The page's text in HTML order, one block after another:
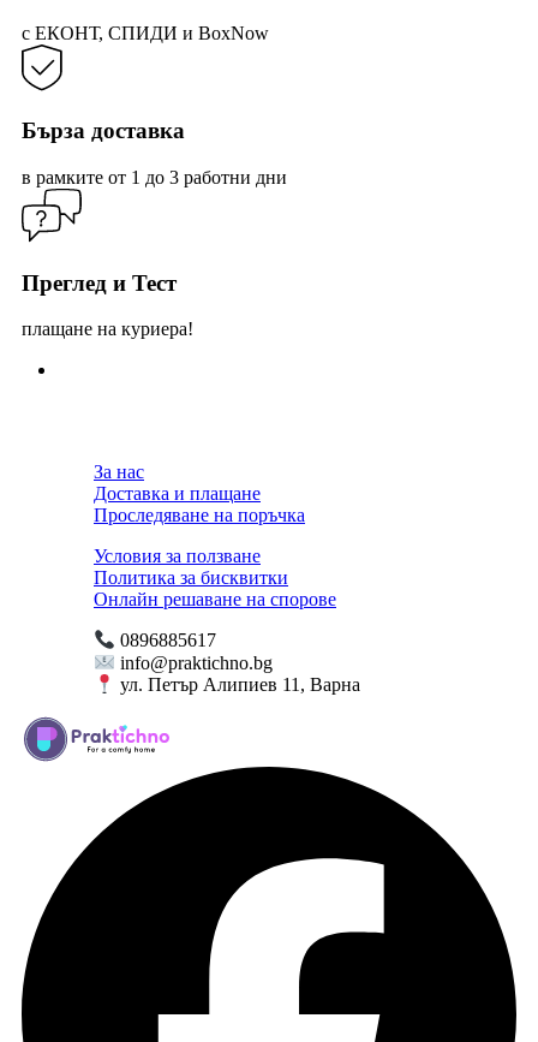
с ЕКОНТ, СПИДИ и BoxNow
Бърза доставка
в рамките от 1 до 3 работни дни
Преглед и Тест
плащане на куриера!
За нас
Доставка и плащане
Проследяване на поръчка
Условия за ползване
Политика за бисквитки
Онлайн решаване на спорове
0896885617
info@praktichno.bg
ул. Петър Алипиев 11, Варна